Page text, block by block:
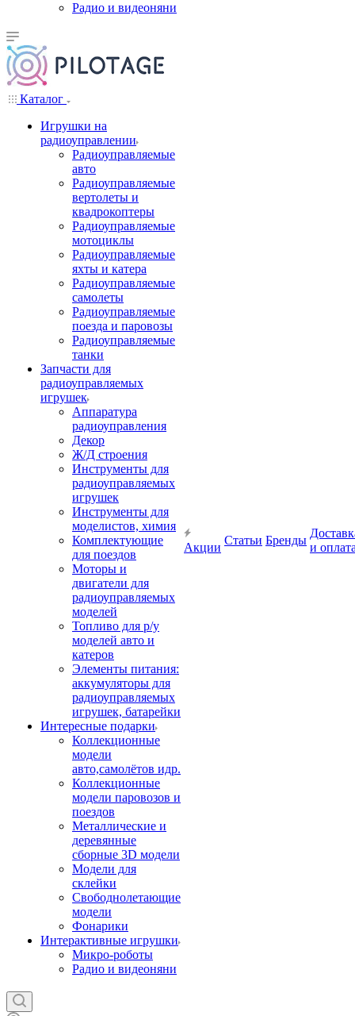
Радио и видеоняни
Каталог
Игрушки на
радиоуправлении
Радиоуправляемые
авто
Радиоуправляемые
вертолеты и
квадрокоптеры
Радиоуправляемые
мотоциклы
Радиоуправляемые
яхты и катера
Радиоуправляемые
самолеты
Радиоуправляемые
поезда и паровозы
Радиоуправляемые
танки
Запчасти для
радиоуправляемых
игрушек
Аппаратура
радиоуправления
Декор
Ж/Д строения
Инструменты для
радиоуправляемых
игрушек
Инструменты для
моделистов, химия
Комплектующие
для поездов
Моторы и
двигатели для
радиоуправляемых
моделей
Топливо для р/у
моделей авто и
катеров
Элементы питания:
аккумуляторы для
радиоуправляемых
игрушек, батарейки
Интересные подарки
Коллекционные
модели
авто,самолётов идр.
Коллекционные
модели паровозов и
поездов
Металлические и
деревянные
сборные 3D модели
Модели для
склейки
Свободнолетающие
модели
Фонарики
Интерактивные игрушки
Микро-роботы
Радио и видеоняни
Акции
Статьи Бренды
и